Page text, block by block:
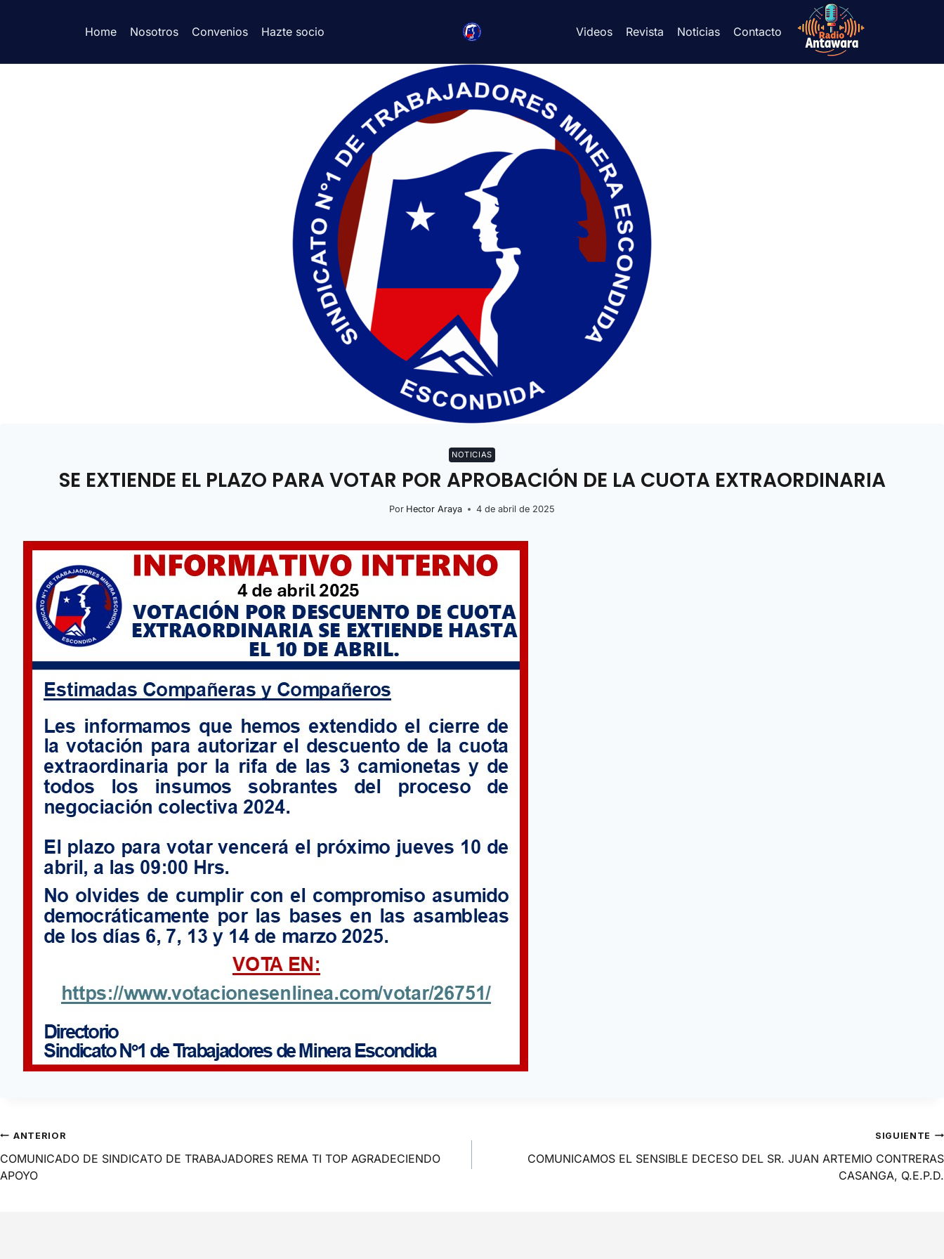
Home Nosotros Convenios Hazte socio Videos Revista Noticias Contacto
NOTICIAS
SE EXTIENDE EL PLAZO PARA VOTAR POR APROBACIÓN DE LA CUOTA EXTRAORDINARIA
Por Hector Araya 4 de abril de 2025
ANTERIOR
COMUNICADO DE SINDICATO DE TRABAJADORES REMA TI TOP AGRADECIENDO
APOYO
SIGUIENTE
COMUNICAMOS EL SENSIBLE DECESO DEL SR. JUAN ARTEMIO CONTRERAS
CASANGA, Q.E.P.D.